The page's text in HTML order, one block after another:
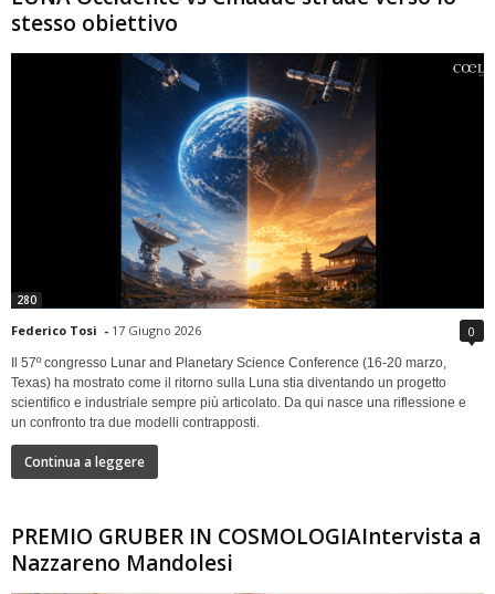
stesso obiettivo
280
Federico Tosi - 17 Giugno 2026 0
Il 57º congresso Lunar and Planetary Science Conference (16-20 marzo,
Texas) ha mostrato come il ritorno sulla Luna stia diventando un progetto
scientifico e industriale sempre più articolato. Da qui nasce una riflessione e
un confronto tra due modelli contrapposti.
Continua a leggere
PREMIO GRUBER IN COSMOLOGIAIntervista a
Nazzareno Mandolesi